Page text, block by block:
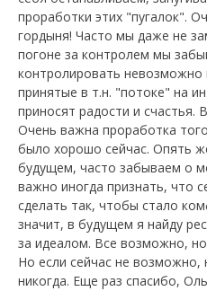
проработки этих "пугалок".
гордыня! Часто мы даже не
погоне за контролем мы
контролировать
принятые в т.н. "потоке" на
приносят радости и
Очень важна проработка
было хорошо сейчас. Опять
будущем, часто забываем о
важно иногда признать, что
сделать так, чтобы стало
значит, в будущем я найду
за идеалом. Все возможно, но
Но если сейчас не
никогда. Еще раз спасибо,